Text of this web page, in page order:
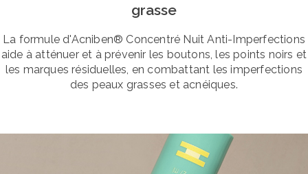
grasse
La formule d'Acniben® Concentré Nuit Anti-Imperfections
aide à atténuer et à prévenir les boutons, les points noirs et
les marques résiduelles, en combattant les imperfections
des peaux grasses et acnéiques.